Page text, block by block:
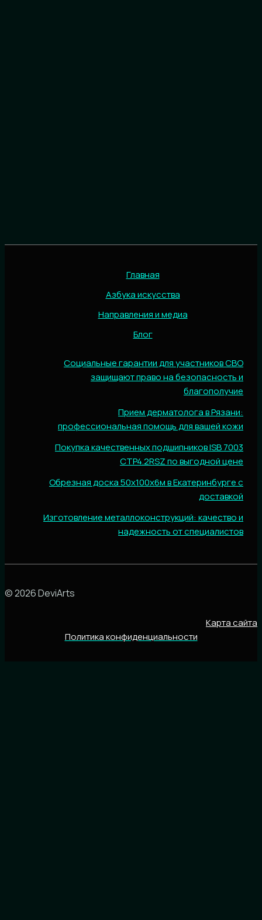
Главная
Азбука искусства
Направления и медиа
Блог
Социальные гарантии для участников СВО
защищают право на безопасность и
благополучие
Прием дерматолога в Рязани:
профессиональная помощь для вашей кожи
Покупка качественных подшипников ISB 7003
CTP4.2RSZ по выгодной цене
Обрезная доска 50х100х6м в Екатеринбурге с
доставкой
Изготовление металлоконструкций: качество и
надежность от специалистов
© 2026 DeviArts
Карта сайта
Политика конфиденциальности